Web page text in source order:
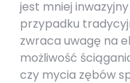
jest mniej
przypadku
zwraca uwagę na
możliwość
czy mycia zębów